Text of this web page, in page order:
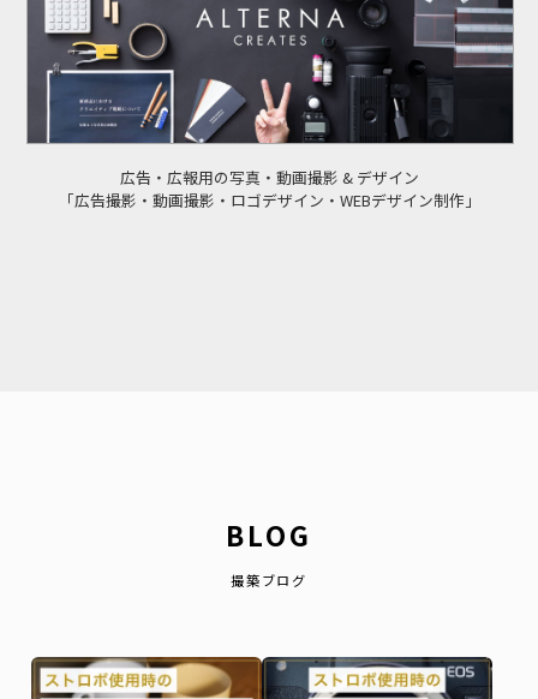
広告・広報用の写真・動画撮影 & デザイン
「広告撮影・動画撮影・ロゴデザイン・WEBデザイン制作」
BLOG
撮築ブログ